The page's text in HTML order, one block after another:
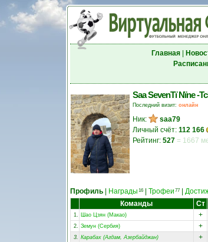
Главная|
Saa SevenTï Nïne -
Последний визит: онлайн
Ник:
saa79
Личный счёт: 112 166
Рейтинг: 527 = 1667
Профиль Награды 16 Трофеи 77
Команды
Ст
1. Шао Цзян (Макао) +
2. Земун (Сербия) +
3. Карабах (Агдам, Азербайджан) +